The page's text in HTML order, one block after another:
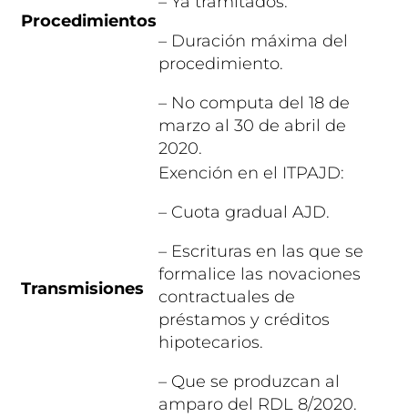
Procedimientos
– Duración máxima del
procedimiento.
– No computa del 18 de
marzo al 30 de abril de
2020.
Transmisiones
Exención en el ITPAJD:
– Cuota gradual AJD.
– Escrituras en las que se
formalice las novaciones
contractuales de
préstamos y créditos
hipotecarios.
– Que se produzcan al
amparo del RDL 8/2020.